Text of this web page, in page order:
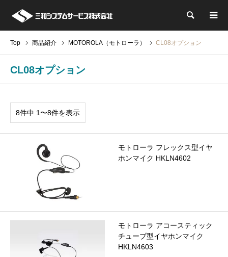
検索
Top 商品紹介 MOTOROLA（モトローラ） CL08オプション
CL08オプション
8件中 1〜8件を表示
モトローラ フレックス型イヤ
ホンマイク HKLN4602
モトローラ アコースティック
チューブ型イヤホンマイク
HKLN4603